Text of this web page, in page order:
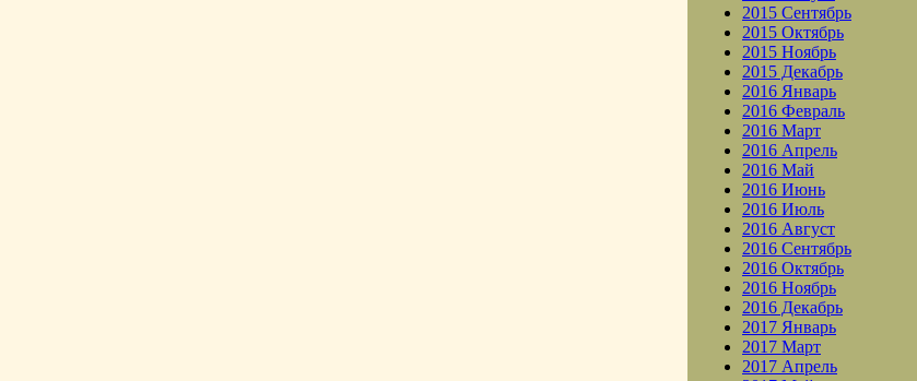
2015 Сентябрь
2015 Октябрь
2015 Ноябрь
2015 Декабрь
2016 Январь
2016 Февраль
2016 Март
2016 Апрель
2016 Май
2016 Июнь
2016 Июль
2016 Август
2016 Сентябрь
2016 Октябрь
2016 Ноябрь
2016 Декабрь
2017 Январь
2017 Март
2017 Апрель